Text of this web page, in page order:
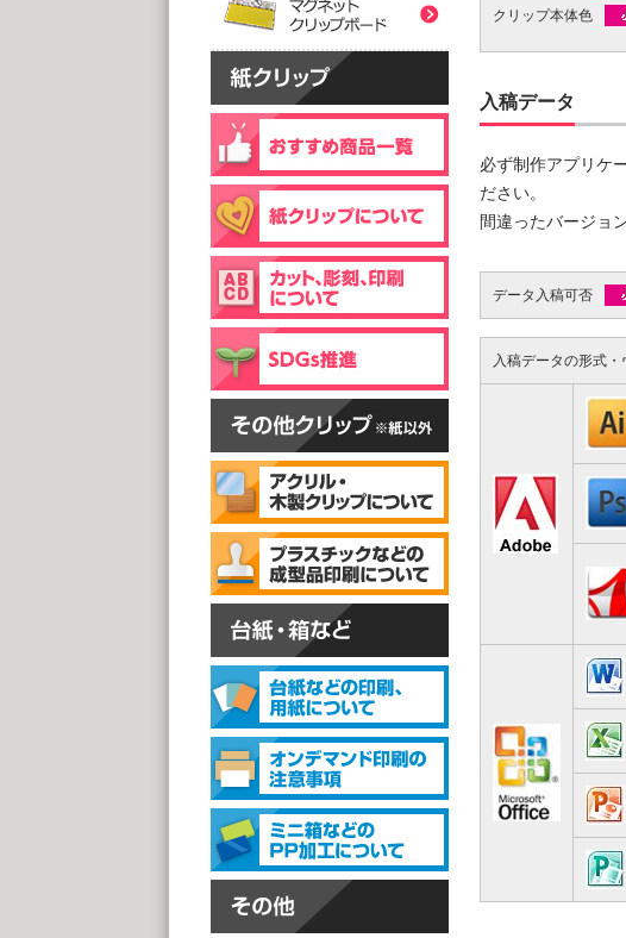
クリップ本体色
入稿データ
必ず制作アプリケ
ださい。
間違ったバージョ
データ入稿可否
入稿データの形式・
台紙付片面タイプ
@129.70～
(1,000個 1個あたり)
片面印刷タイプ
木製クリップ彫刻
片面彫刻タイプ
スタンドクリップ
スタンドクリップ
個包装(OPP入)タイプ
@121.00～
個包装(OPP入)タイプ
@164.90～
(5,000個 1個あたり)